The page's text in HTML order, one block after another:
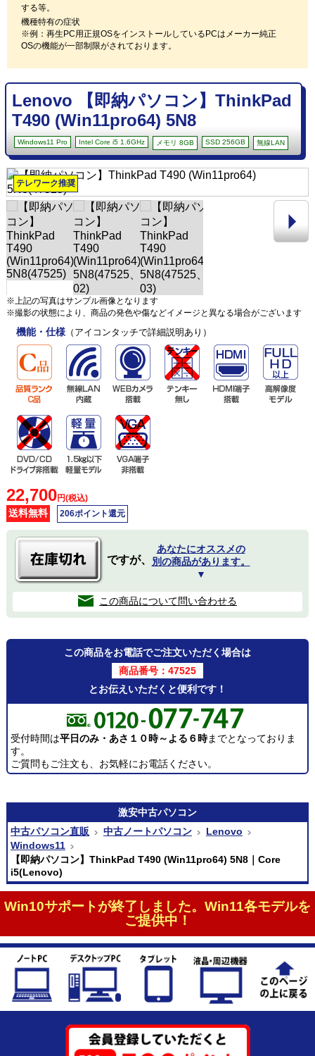
する等。
機種特有の症状
※例：再生PC用正規OSをインストールしているPCはメーカー純正
OSの機能が一部制限がされております。
Lenovo 【即納パソコン】ThinkPad
T490 (Win11pro64) 5N8
Windows11 Pro Intel Core i5 1.6GHz メモリ 8GB SSD 256GB 無線LAN
テレワーク推奨
※上記の写真はサンプル画像となります
※撮影の状態により、商品の発色や傷などイメージと異なる場合がございます
機能・仕様（アイコンタッチで詳細説明あり）
22,700円(税込)
送料無料 206ポイント還元
ですが、
あなたにオススメの
別の商品があります。
▼
この商品について問い合わせる
この商品をお電話でご注文いただく場合は
商品番号：47525
とお伝えいただくと便利です！
受付時間は平日のみ・あさ１０時～よる６時までとなっておりま
す。
ご質問もご注文も、お気軽にお電話ください。
激安中古パソコン
中古パソコン直販
中古ノートパソコン
Lenovo
Windows11
【即納パソコン】ThinkPad T490 (Win11pro64) 5N8｜Core
i5(Lenovo)
Win10サポートが終了しました。Win11各モデルを
ご提供中！